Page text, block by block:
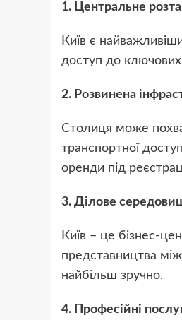
1. Центральне
Київ є
доступ до ключових
2. Розвинена
Столиця може
транспортної
оренди під
3. Ділове
Київ – це бізнес-
представництва
найбільш зручно.
4. Професійні